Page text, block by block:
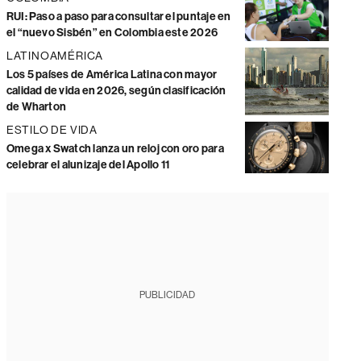
RUI: Paso a paso para consultar el puntaje en
el “nuevo Sisbén” en Colombia este 2026
LATINOAMÉRICA
Los 5 países de América Latina con mayor
calidad de vida en 2026, según clasificación
de Wharton
ESTILO DE VIDA
Omega x Swatch lanza un reloj con oro para
celebrar el alunizaje del Apollo 11
PUBLICIDAD